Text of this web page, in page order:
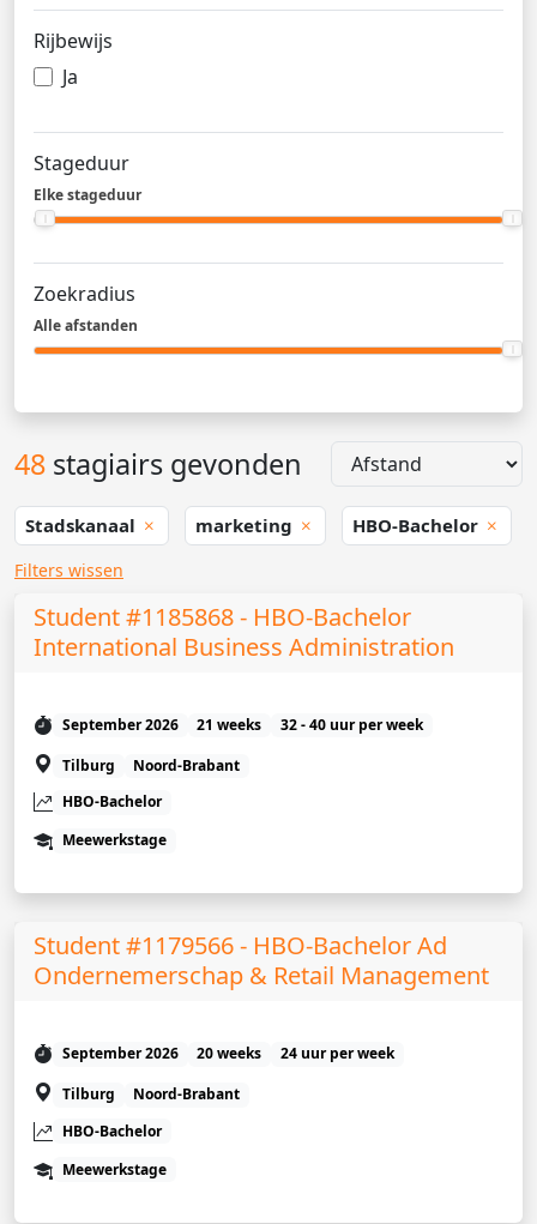
Rijbewijs
Ja
Stageduur
Elke stageduur
Zoekradius
Alle afstanden
48 stagiairs gevonden
Stadskanaal marketing HBO-Bachelor
Filters wissen
Student #1185868 - HBO-Bachelor
International Business Administration
September 2026 21 weeks
32 - 40 uur per week
Tilburg
Noord-Brabant
HBO-Bachelor
Meewerkstage
Student #1179566 - HBO-Bachelor Ad
Ondernemerschap & Retail Management
September 2026 20 weeks
24 uur per week
Tilburg
Noord-Brabant
HBO-Bachelor
Meewerkstage